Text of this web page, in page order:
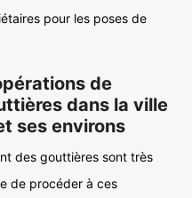
pour les poses de
de
dans la ville
ses environs
des gouttières sont très
de procéder à ces